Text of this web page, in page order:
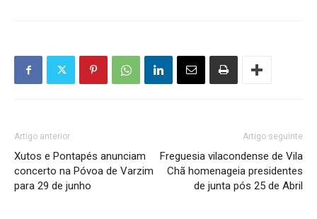
Artigo anterior
Xutos e Pontapés anunciam
concerto na Póvoa de Varzim
para 29 de junho
Artigo seguinte
Freguesia vilacondense de Vila
Chã homenageia presidentes
de junta pós 25 de Abril